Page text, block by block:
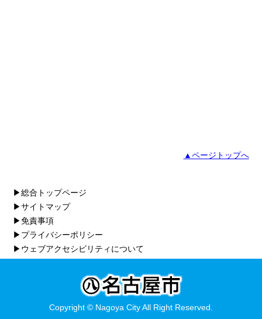
▲ページトップへ
▶総合トップページ
▶サイトマップ
▶免責事項
▶プライバシーポリシー
▶ウェブアクセシビリティについて
Copyright © Nagoya City All Right Reserved.